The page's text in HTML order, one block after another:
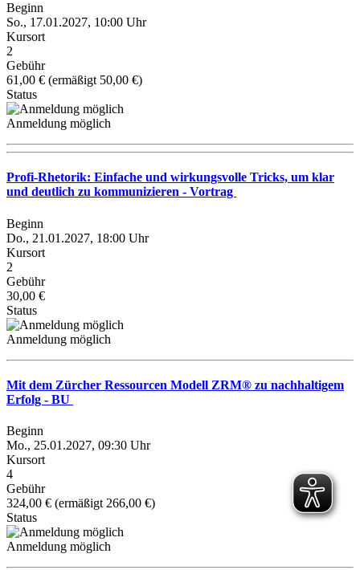
Beginn
So., 17.01.2027, 10:00 Uhr
Kursort
2
Gebühr
61,00 € (ermäßigt 50,00 €)
Status
Anmeldung möglich
Profi-Rhetorik: Einfache und wirkungsvolle Tricks, um klar
und deutlich zu kommunizieren - Vortrag
Beginn
Do., 21.01.2027, 18:00 Uhr
Kursort
2
Gebühr
30,00 €
Status
Anmeldung möglich
Mit dem Zürcher Ressourcen Modell ZRM® zu nachhaltigem
Erfolg - BU
Beginn
Mo., 25.01.2027, 09:30 Uhr
Kursort
4
Gebühr
324,00 € (ermäßigt 266,00 €)
Status
Anmeldung möglich